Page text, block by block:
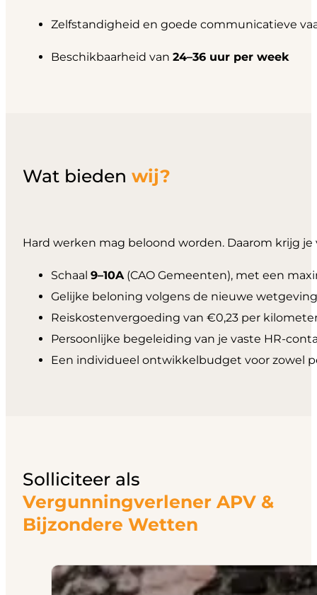
Zelfstandigheid en goede communicatieve
Beschikbaarheid van 24–36 uur per week
Wat bieden wij?
Hard werken mag beloond worden. Daarom krijg je
Schaal 9–10A(CAO Gemeenten), met een
Gelijke beloning volgens de nieuwe
Reiskostenvergoeding van €0,23 per
Persoonlijke begeleiding van je vaste HR-
Een individueel ontwikkelbudget voor zowel
Solliciteer als
Vergunningverlener APV &
Bijzondere Wetten